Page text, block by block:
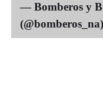
— Bomberos y
(@bomberos_na)